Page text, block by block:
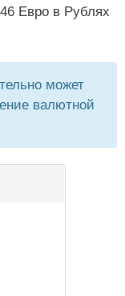
Евро в Рублях
может
валютной